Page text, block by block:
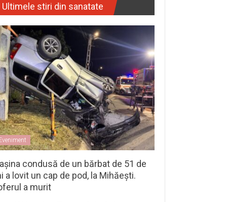
Ultimele stiri din sanatate
condusă de un bărbat de 51 de
a lovit un cap de pod, la Mihăești.
a murit